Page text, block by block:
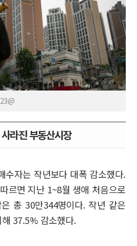
라진 부동산시장
수자는 작년보다 대폭 감소했다.
르면 지난 1~8월 생애 처음으로
총 30만344명이다. 작년 같은
37.5% 감소했다.